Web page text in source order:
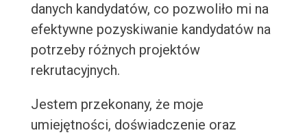
danych kandydatów, co pozwoliło mi na
efektywne pozyskiwanie kandydatów na
potrzeby różnych projektów
rekrutacyjnych.
Jestem przekonany, że moje
umiejętności, doświadczenie oraz